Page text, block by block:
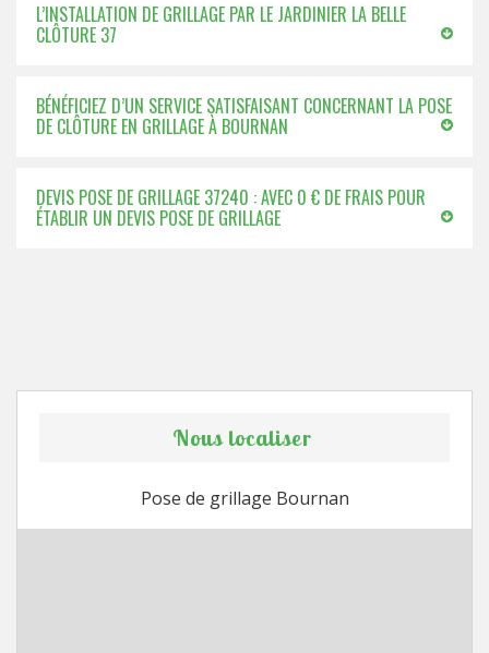
L’INSTALLATION DE GRILLAGE PAR LE JARDINIER LA BELLE
CLÔTURE 37
BÉNÉFICIEZ D’UN SERVICE SATISFAISANT CONCERNANT LA POSE
DE CLÔTURE EN GRILLAGE À BOURNAN
DEVIS POSE DE GRILLAGE 37240 : AVEC 0 € DE FRAIS POUR
ÉTABLIR UN DEVIS POSE DE GRILLAGE
Nous localiser
Pose de grillage Bournan